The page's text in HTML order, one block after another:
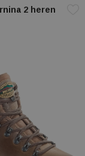
2 heren